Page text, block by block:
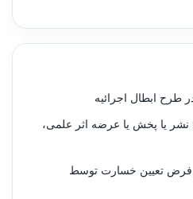
طرح ابطال اجرائیه
سرقت ادبی &#۸۲۱۱; نشر یا پخش یا عرضه اثر علمی،
فرض تعیین خسارت توسط